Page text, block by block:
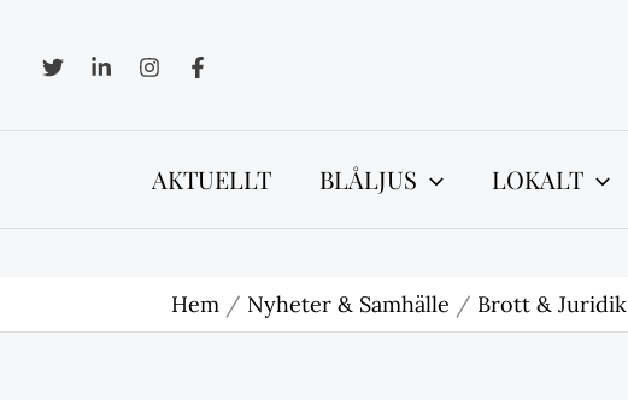
innehåll
AKTUELLT BLÅLJUS LOKALT
Hem Nyheter & Samhälle Brott & Juridik